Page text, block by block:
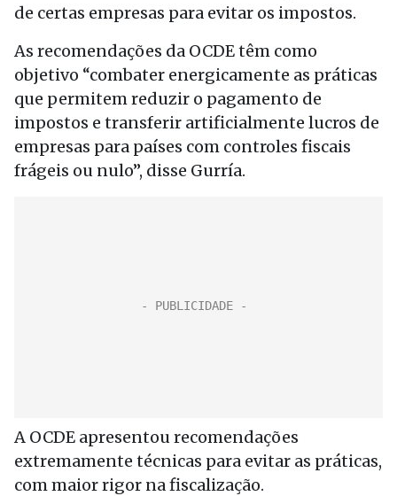
de certas empresas para evitar os impostos.
As recomendações da OCDE têm como
objetivo “combater energicamente as práticas
que permitem reduzir o pagamento de
impostos e transferir artificialmente lucros de
empresas para países com controles fiscais
frágeis ou nulo”, disse Gurría.
A OCDE apresentou recomendações
extremamente técnicas para evitar as práticas,
com maior rigor na fiscalização.